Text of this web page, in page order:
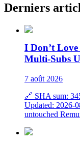
Derniers
I Don’t
Multi-Subs
7 août 2026
🔗 SHA sum:
Updated: 2026-
untouched